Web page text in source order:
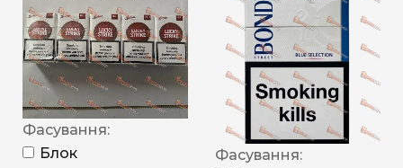
Фасування:
Блок
Фасування: